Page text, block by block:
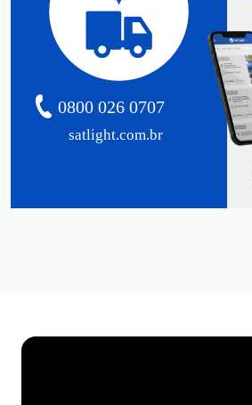
satlight.com.br
0800 026 0707